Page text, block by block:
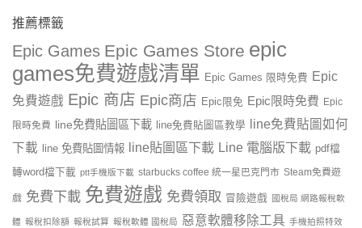
推薦標籤
Epic Games Epic Games Store epic
games免費遊戲清單 Epic Games 限時免費 Epic
免費遊戲 Epic 商店 Epic商店 Epic限免 Epic限時免費 Epic
限時免費 line免費貼圖區下載 line免費貼圖區教學
line免費貼圖如何
下載
line 免費貼圖情報 line貼圖區下載 Line 電腦版下載 pdf檔
轉word檔下載 ptt手機版下載 starbucks coffee 統一星巴克門市 Steam免費遊
戲 免費下載 免費遊戲 免費領取 冒險遊戲 國稅局 網路報稅軟
體 報稅扣除額 報稅試算 報稅軟體 國稅局 惡意軟體移除工具 手機拍照特效